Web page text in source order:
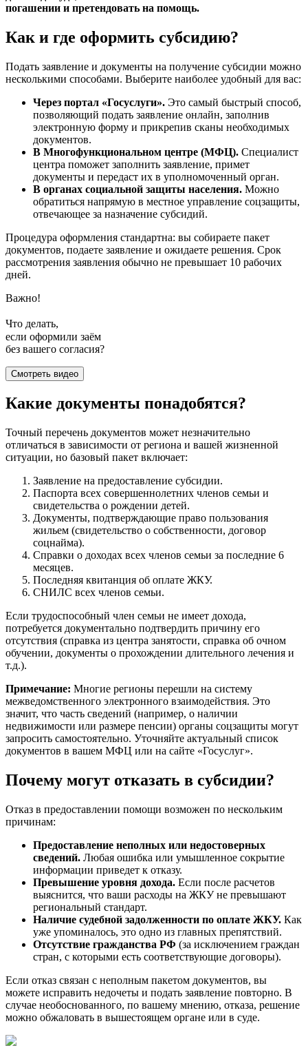
погашении и претендовать на помощь.
Как и где оформить субсидию?
Подать заявление и документы на получение субсидии можно
несколькими способами. Выберите наиболее удобный для вас:
Через портал «Госуслуги». Это самый быстрый способ,
позволяющий подать заявление онлайн, заполнив
электронную форму и прикрепив сканы необходимых
документов.
В Многофункциональном центре (МФЦ). Специалист
центра поможет заполнить заявление, примет
документы и передаст их в уполномоченный орган.
В органах социальной защиты населения. Можно
обратиться напрямую в местное управление соцзащиты,
отвечающее за назначение субсидий.
Процедура оформления стандартна: вы собираете пакет
документов, подаете заявление и ожидаете решения. Срок
рассмотрения заявления обычно не превышает 10 рабочих
дней.
Важно!
Что делать,
если оформили заём
без вашего согласия?
Смотреть видео
Какие документы понадобятся?
Точный перечень документов может незначительно
отличаться в зависимости от региона и вашей жизненной
ситуации, но базовый пакет включает:
Заявление на предоставление субсидии.
Паспорта всех совершеннолетних членов семьи и
свидетельства о рождении детей.
Документы, подтверждающие право пользования
жильем (свидетельство о собственности, договор
соцнайма).
Справки о доходах всех членов семьи за последние 6
месяцев.
Последняя квитанция об оплате ЖКУ.
СНИЛС всех членов семьи.
Если трудоспособный член семьи не имеет дохода,
потребуется документально подтвердить причину его
отсутствия (справка из центра занятости, справка об очном
обучении, документы о прохождении длительного лечения и
т.д.).
Примечание: Многие регионы перешли на систему
межведомственного электронного взаимодействия. Это
значит, что часть сведений (например, о наличии
недвижимости или размере пенсии) органы соцзащиты могут
запросить самостоятельно. Уточняйте актуальный список
документов в вашем МФЦ или на сайте «Госуслуг».
Почему могут отказать в субсидии?
Отказ в предоставлении помощи возможен по нескольким
причинам:
Предоставление неполных или недостоверных
сведений. Любая ошибка или умышленное сокрытие
информации приведет к отказу.
Превышение уровня дохода. Если после расчетов
выяснится, что ваши расходы на ЖКУ не превышают
региональный стандарт.
Наличие судебной задолженности по оплате ЖКУ. Как
уже упоминалось, это одно из главных препятствий.
Отсутствие гражданства РФ (за исключением граждан
стран, с которыми есть соответствующие договоры).
Если отказ связан с неполным пакетом документов, вы
можете исправить недочеты и подать заявление повторно. В
случае необоснованного, по вашему мнению, отказа, решение
можно обжаловать в вышестоящем органе или в суде.